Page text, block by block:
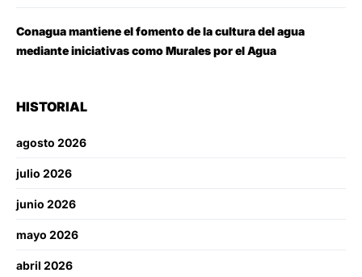
Conagua mantiene el fomento de la cultura del agua
mediante iniciativas como Murales por el Agua
HISTORIAL
agosto 2026
julio 2026
junio 2026
mayo 2026
abril 2026